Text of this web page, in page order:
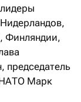
Финляндии,
председатель
НАТО Марк